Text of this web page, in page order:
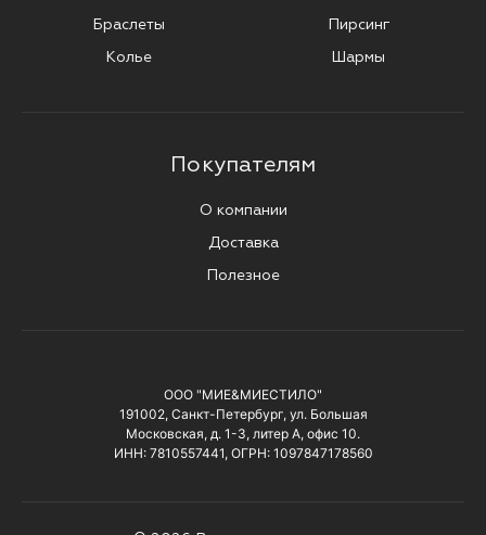
Браслеты
Колье
Пирсинг
Шармы
Покупателям
О компании
Доставка
Полезное
ООО "МИЕ&МИЕСТИЛО"
191002, Санкт-Петербург, ул. Большая
Московская, д. 1-3, литер А, офис 10.
ИНН: 7810557441, ОГРН: 1097847178560